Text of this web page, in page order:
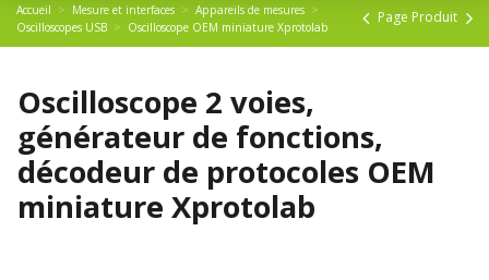
Accueil Mesure et interfaces
Appareils de mesures
Oscilloscopes USB
Oscilloscope OEM miniature Xprotolab
Page Produit
Oscilloscope 2 voies,
générateur de fonctions,
décodeur de protocoles OEM
miniature Xprotolab